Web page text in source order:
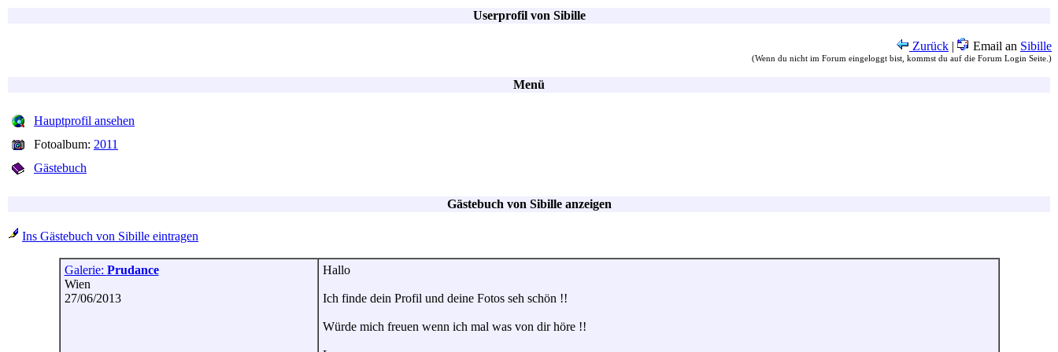
Userprofil von Sibille
Zurück | Email an Sibille
(Wenn du nicht im Forum eingeloggt bist, kommst du auf die Forum Login Seite.)
Menü
Hauptprofil ansehen
Fotoalbum: 2011
Gästebuch
Gästebuch von Sibille anzeigen
Ins Gästebuch von Sibille eintragen
Galerie: Prudance
Wien
27/06/2013
Hallo
Ich finde dein Profil und deine Fotos seh schön !!
Würde mich freuen wenn ich mal was von dir höre !!